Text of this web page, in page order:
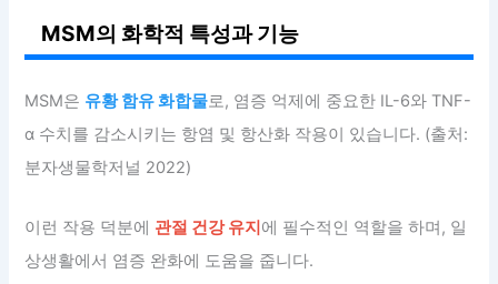
MSM의 화학적 특성과 기능
MSM은 유황 함유 화합물로, 염증 억제에 중요한 IL-6와 TNF-
α 수치를 감소시키는 항염 및 항산화 작용이 있습니다. (출처:
분자생물학저널 2022)
이런 작용 덕분에 관절 건강 유지에 필수적인 역할을 하며, 일
상생활에서 염증 완화에 도움을 줍니다.